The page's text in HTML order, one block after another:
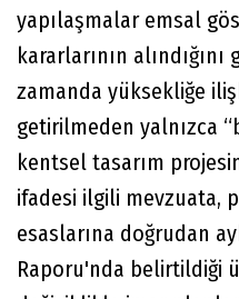
yapılaşmalar emsal
kararlarının
zamanda yüksekliğe
getirilmeden yalnızca
kentsel tasarım
ifadesi ilgili mevzuata,
esaslarına doğrudan
Raporu'nda belirtildiği